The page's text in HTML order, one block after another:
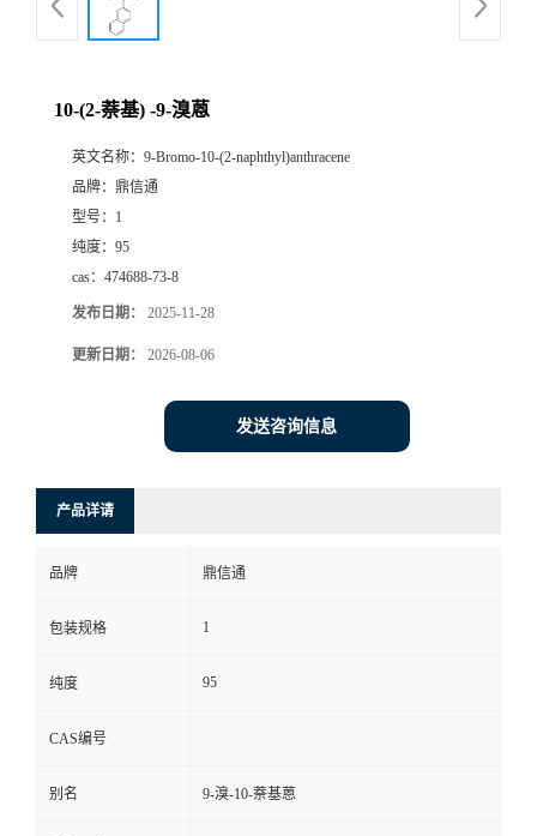
10-(2-萘基) -9-溴蒽
英文名称： 9-Bromo-10-(2-naphthyl)anthracene
品牌： 鼎信通
型号： 1
纯度： 95
cas： 474688-73-8
发布日期： 2025-11-28
更新日期： 2026-08-06
发送咨询信息
产品详请
品牌 鼎信通
包装规格 1
纯度 95
CAS编号
别名 9-溴-10-萘基蒽